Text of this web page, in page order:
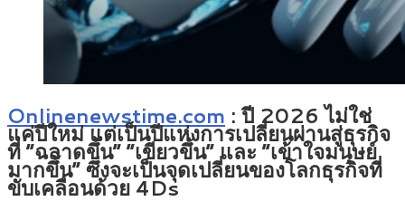
Onlinenewstime.com : ปี 2026 ไม่ใช่
แค่ปีใหม่ แต่เป็นปีแห่งการเปลี่ยนผ่านสู่ธุรกิจ
ที่ “ฉลาดขึ้น” “เขียวขึ้น” และ “เข้าใจมนุษย์
มากขึ้น” ซึ่งจะเป็นจุดเปลี่ยนของโลกธุรกิจที่
ขับเคลื่อนด้วย 4Ds